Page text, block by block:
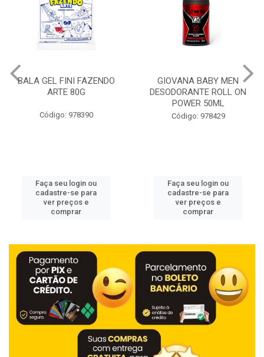
BALA GEL FINI FAZENDO
ARTE 80G
Código: 978390
Faça seu login ou
cadastre-se para
ver preços e
comprar
GIOVANA BABY MEN
DESODORANTE ROLL ON
POWER 50ML
Código: 978429
Faça seu login ou
cadastre-se para
ver preços e
comprar